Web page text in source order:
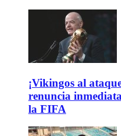
¡Vikingos al
renuncia
la FIFA